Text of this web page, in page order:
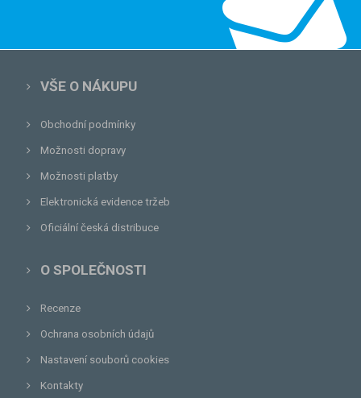
VŠE O NÁKUPU
Obchodní podmínky
Možnosti dopravy
Možnosti platby
Elektronická evidence tržeb
Oficiální česká distribuce
O SPOLEČNOSTI
Recenze
Ochrana osobních údajů
Nastavení souborů cookies
Kontakty